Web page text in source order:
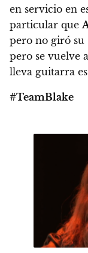
en servicio en
particular que
pero no giró su
pero se vuelve
lleva guitarra
#TeamBlake